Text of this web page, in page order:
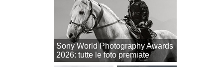
Sony World Photography Awards
2026: tutte le foto premiate